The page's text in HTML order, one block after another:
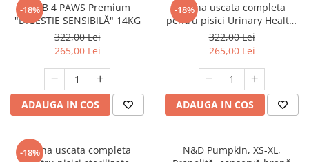
-18%
CLUB 4 PAWS Premium
"DIGESTIE SENSIBILĂ" 14KG
322,00 Lei
265,00 Lei
ADAUGA IN COS
-18%
Hrana uscata completa
pentru pisici Urinary Health,
Premium, Club 4 Paws, 14 kg
322,00 Lei
265,00 Lei
ADAUGA IN COS
-18%
Hrana uscata completa
N&D Pumpkin, XS-XL,